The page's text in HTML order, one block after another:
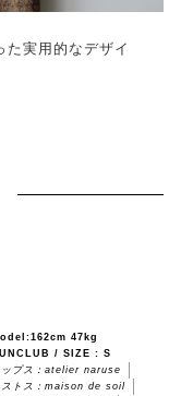
た実用的なデザイ
47kg
/ SIZE : S
ップス：atelier naruse
ストス：maison de soil